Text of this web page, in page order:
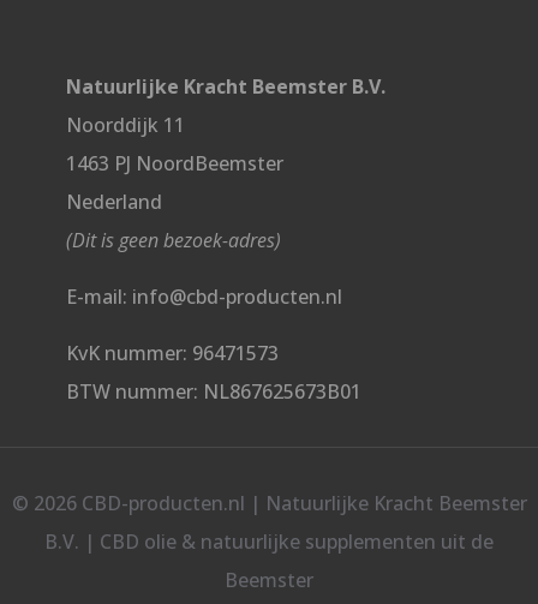
Natuurlijke Kracht Beemster B.V.
Noorddijk 11
1463 PJ NoordBeemster
Nederland
(Dit is geen bezoek-adres)
E-mail: info@cbd-producten.nl
KvK nummer: 96471573
BTW nummer: NL867625673B01
© 2026 CBD-producten.nl | Natuurlijke Kracht Beemster
B.V. | CBD olie & natuurlijke supplementen uit de
Beemster